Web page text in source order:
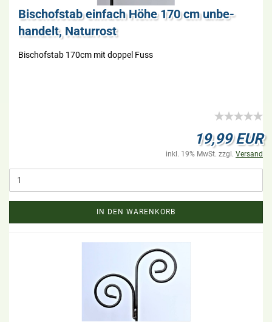
Bi­schof­stab ein­fach Höhe 170 cm un­be­
han­delt, Na­tur­rost
Bi­schof­stab 170cm mit dop­pel Fuss
19,99 EUR
inkl. 19% MwSt. zzgl. Versand
IN DEN WARENKORB